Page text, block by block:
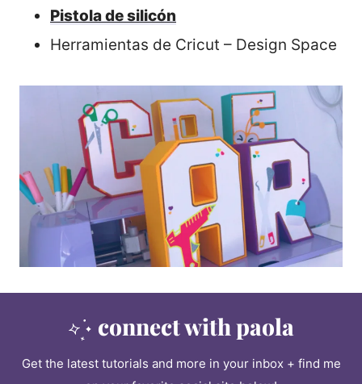
Pistola de silicón
Herramientas de Cricut – Design Space
connect with paola
Get the latest tutorials and more in your inbox + find me